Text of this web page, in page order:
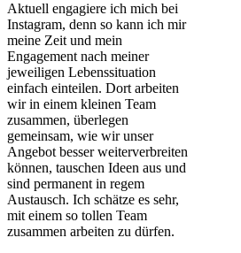
Aktuell engagiere ich mich bei
Instagram, denn so kann ich mir
meine Zeit und mein
Engagement nach meiner
jeweiligen Lebenssituation
einfach einteilen. Dort arbeiten
wir in einem kleinen Team
zusammen, überlegen
gemeinsam, wie wir unser
Angebot besser weiterverbreiten
können, tauschen Ideen aus und
sind permanent in regem
Austausch. Ich schätze es sehr,
mit einem so tollen Team
zusammen arbeiten zu dürfen.